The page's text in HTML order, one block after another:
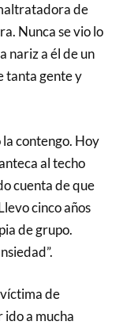
de
Nunca se vio lo
nariz a él de un
tanta gente y
contengo. Hoy
al techo
cuenta de que
cinco años
de grupo.
de
ido a mucha